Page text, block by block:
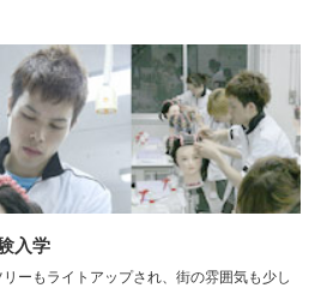
入学
ーもライトアップされ、街の雰囲気も少し